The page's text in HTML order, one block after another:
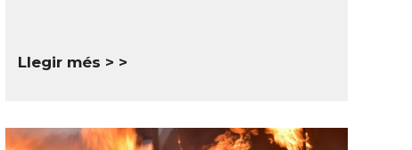
Llegir més >